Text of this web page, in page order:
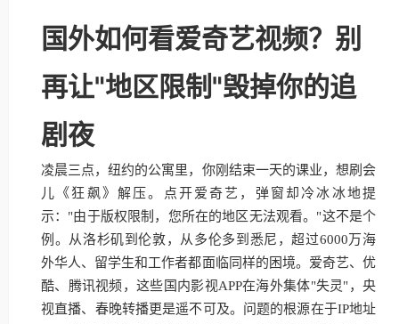
国外如何看爱奇艺视频？别
再让"地区限制"毁掉你的追
剧夜
凌晨三点，纽约的公寓里，你刚结束一天的课业，想刷会
儿《狂飙》解压。点开爱奇艺，弹窗却冷冰冰地提
示："由于版权限制，您所在的地区无法观看。"这不是个
例。从洛杉矶到伦敦，从多伦多到悉尼，超过6000万海
外华人、留学生和工作者都面临同样的困境。爱奇艺、优
酷、腾讯视频，这些国内影视APP在海外集体"失灵"，央
视直播、春晚转播更是遥不可及。问题的根源在于IP地址